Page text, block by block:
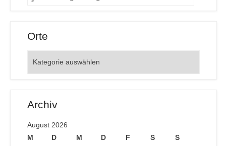
Orte
Archiv
August 2026
M
D M D F S S